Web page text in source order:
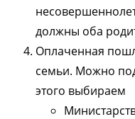
должны оба
Оплаченная
семьи. Можно
этого выбираем